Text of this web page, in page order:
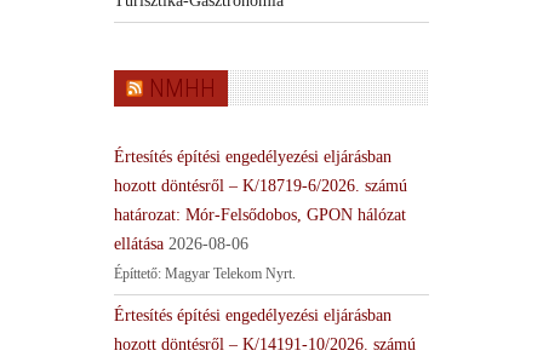
NMHH
Értesítés építési engedélyezési eljárásban
hozott döntésről – K/18719-6/2026. számú
határozat: Mór-Felsődobos, GPON hálózat
ellátása 2026-08-06
Építtető: Magyar Telekom Nyrt.
Értesítés építési engedélyezési eljárásban
hozott döntésről – K/14191-10/2026. számú